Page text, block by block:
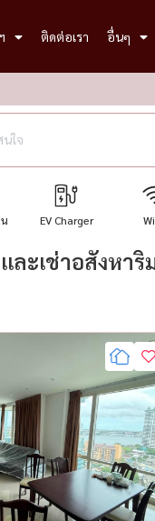
ติดต่อเรา อื่นๆ
EV Charger
ะเช่าอสังหาริ